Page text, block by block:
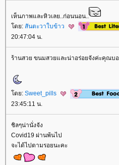
เห็นภาพและหิวเลย..ก่อนนอน..
ดย: สันตะวาใบข้าว
20:47:04 น.
ร้านสวย ขนมสวยและน่าอร่อยจังค่ะคุณบ
ดย: Sweet_pills
23:45:11 น.
ชิลๆน่านั่งจัง
Covid19 ผ่านพ้นไป
จะได้ไปตามรอยนะคะ